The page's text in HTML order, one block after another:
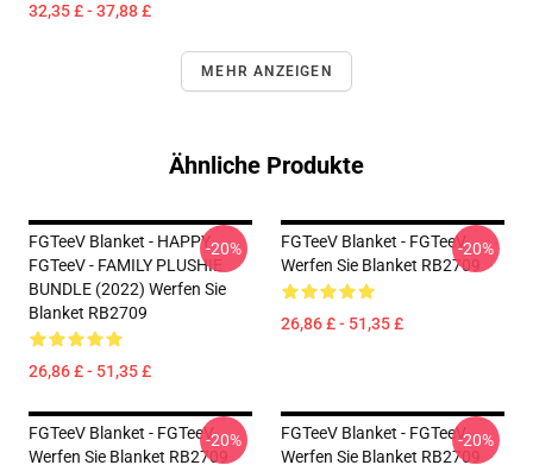
32,35 £ - 37,88 £
MEHR ANZEIGEN
Ähnliche Produkte
FGTeeV Blanket - HAPPY
FGTeeV - FAMILY PLUSHIE
BUNDLE (2022) Werfen Sie
Blanket RB2709
26,86 £ - 51,35 £
-20%
FGTeeV Blanket - FGTeeV
Werfen Sie Blanket RB2709
26,86 £ - 51,35 £
-20%
FGTeeV Blanket - FGTeeV
Werfen Sie Blanket RB2709
-20%
FGTeeV Blanket - FGTeeV
Werfen Sie Blanket RB2709
-20%